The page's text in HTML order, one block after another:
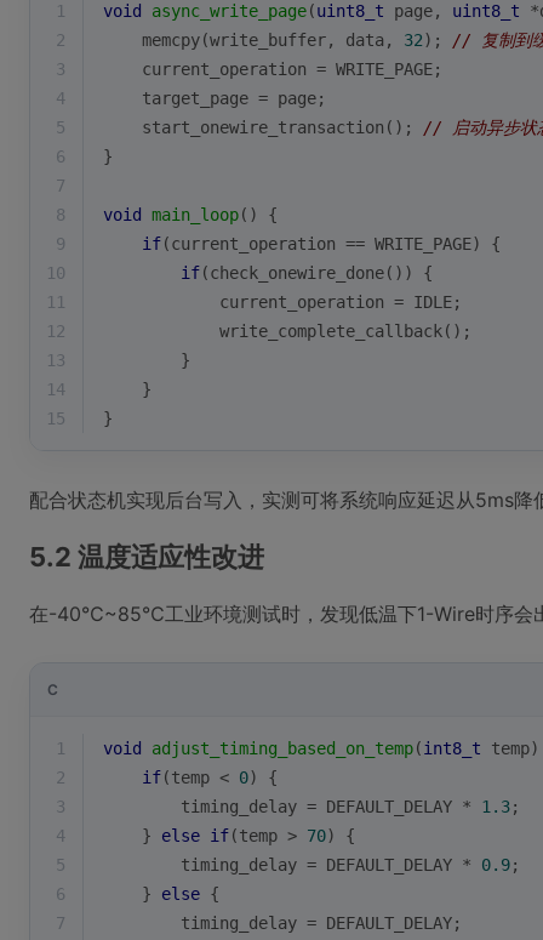
1 void async_write_page(uint8_t page, uint8_t
2
memcpy(write_buffer, data, 32); // 复制到
3
    current_operation = WRITE_PAGE;
4
    target_page = page;
5
    start_onewire_transaction();
// 启动异步状
6
}
7
8
void main_loop()
{
9
if(current_operation == WRITE_PAGE) {
10
if(check_onewire_done()) {
11
            current_operation = IDLE;
12
            write_complete_callback();
13
        }
14
    }
15
}
配合状态机实现后台写入，实测可将系统响应延迟从5ms
5.2 温度适应性改进
在-40℃~85℃工业环境测试时，发现低温下1-Wire时序会
C
1 void adjust_timing_based_on_temp(int8_t temp)
2
if(temp < 0) {
3
        timing_delay = DEFAULT_DELAY *
1.3;
4
    }
else if(temp > 70) {
5
        timing_delay = DEFAULT_DELAY *
0.9;
6
    }
else {
7
        timing_delay = DEFAULT_DELAY;